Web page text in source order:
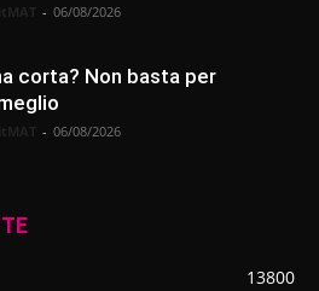
- 06/08/2026
corta? Non basta per
- 06/08/2026
13800